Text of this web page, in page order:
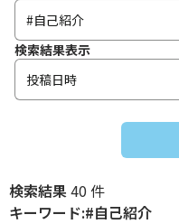
検索結果表示
投稿日時
検索結果40 件
キーワード:#自己紹介